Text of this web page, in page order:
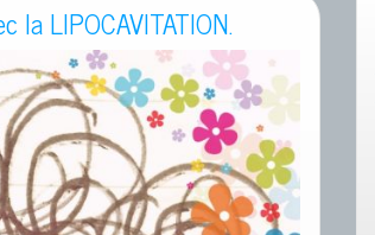
la LIPOCAVITATION.